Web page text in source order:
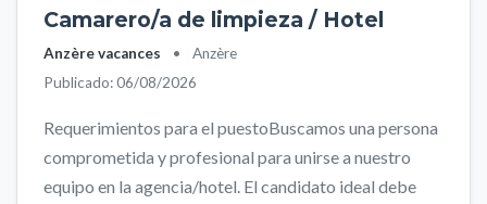
Camarero/a de limpieza / Hotel
Anzère vacances •
Anzère
Publicado: 06/08/2026
Requerimientos para el puestoBuscamos una persona
comprometida y profesional para unirse a nuestro
equipo en la agencia/hotel. El candidato ideal debe